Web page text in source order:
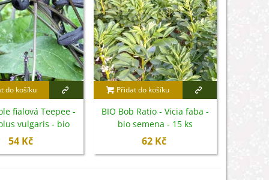
do košíku
fialová Teepee -
vulgaris - bio
- 20 ks
54 Kč
Přidat do košíku
BIO Bob Ratio - Vicia faba -
bio semena - 15 ks
62 Kč